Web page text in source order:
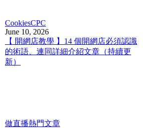
CookiesCPC
June 10, 2026
【 開網店教學 】14 個開網店必須認識
的術語、連同詳細介紹文章（持續更
新）
做直播熱門文章